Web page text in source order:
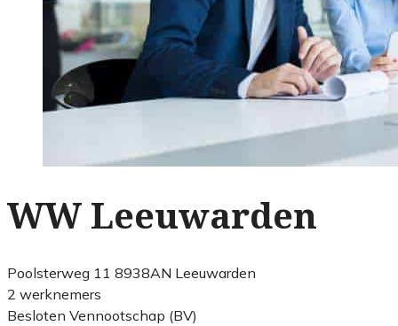
WW Leeuwarden
Poolsterweg 11 8938AN Leeuwarden
2 werknemers
Besloten Vennootschap (BV)